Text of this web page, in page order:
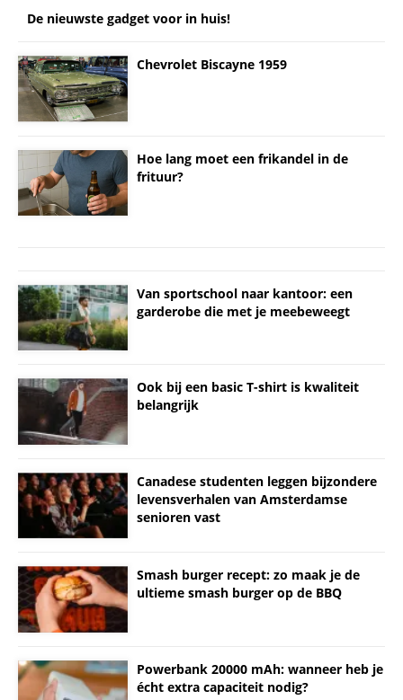
De nieuwste gadget voor in huis!
Chevrolet Biscayne 1959
Hoe lang moet een frikandel in de
frituur?
Van sportschool naar kantoor: een
garderobe die met je meebeweegt
Ook bij een basic T-shirt is kwaliteit
belangrijk
Canadese studenten leggen bijzondere
levensverhalen van Amsterdamse
senioren vast
Smash burger recept: zo maak je de
ultieme smash burger op de BBQ
Powerbank 20000 mAh: wanneer heb je
écht extra capaciteit nodig?